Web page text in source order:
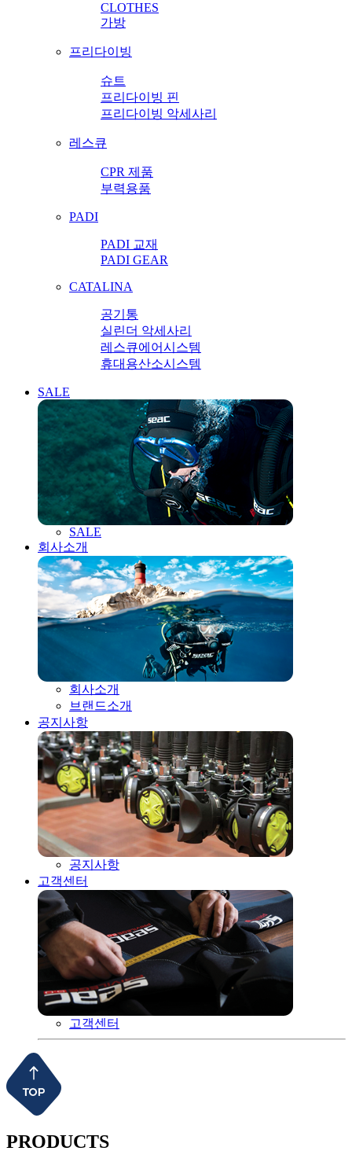
CLOTHES
가방
프리다이빙
슈트
프리다이빙 핀
프리다이빙 악세사리
레스큐
CPR 제품
부력용품
PADI
PADI 교재
PADI GEAR
CATALINA
공기통
실린더 악세사리
레스큐에어시스템
휴대용산소시스템
SALE
SALE
회사소개
회사소개
브랜드소개
공지사항
공지사항
고객센터
고객센터
PRODUCTS